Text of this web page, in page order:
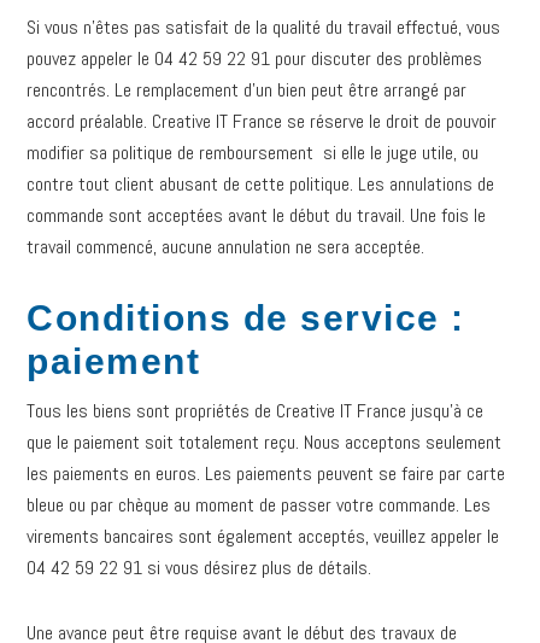
Si vous n’êtes pas satisfait de la qualité du travail effectué, vous
pouvez appeler le 04 42 59 22 91 pour discuter des problèmes
rencontrés. Le remplacement d’un bien peut être arrangé par
accord préalable. Creative IT France se réserve le droit de pouvoir
modifier sa politique de remboursement si elle le juge utile, ou
contre tout client abusant de cette politique. Les annulations de
commande sont acceptées avant le début du travail. Une fois le
travail commencé, aucune annulation ne sera acceptée.
Conditions de service :
paiement
Tous les biens sont propriétés de Creative IT France jusqu’à ce
que le paiement soit totalement reçu. Nous acceptons seulement
les paiements en euros. Les paiements peuvent se faire par carte
bleue ou par chèque au moment de passer votre commande. Les
virements bancaires sont également acceptés, veuillez appeler le
04 42 59 22 91 si vous désirez plus de détails.
Une avance peut être requise avant le début des travaux de